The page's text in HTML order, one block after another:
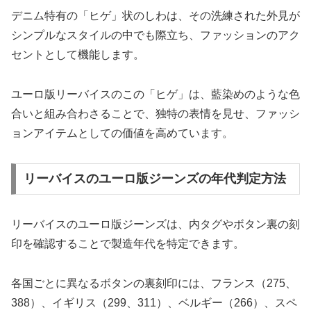
デニム特有の「ヒゲ」状のしわは、その洗練された外見が
シンプルなスタイルの中でも際立ち、ファッションのアク
セントとして機能します。
ユーロ版リーバイスのこの「ヒゲ」は、藍染めのような色
合いと組み合わさることで、独特の表情を見せ、ファッシ
ョンアイテムとしての価値を高めています。
リーバイスのユーロ版ジーンズの年代判定方法
リーバイスのユーロ版ジーンズは、内タグやボタン裏の刻
印を確認することで製造年代を特定できます。
各国ごとに異なるボタンの裏刻印には、フランス（275、
388）、イギリス（299、311）、ベルギー（266）、スペ